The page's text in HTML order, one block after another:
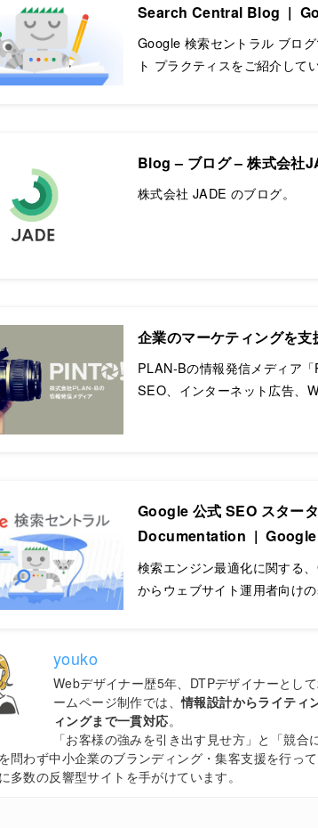
Search Central Blog |
Google 検索セントラル ブロ
ト プラクティスをご紹介してい
Blog – ブログ – 株式会社
株式会社 JADE のブログ。
企業のマーケティングを
PLAN-Bの情報発信メディア「
SEO、インターネット広告、
Google 公式 SEO スター
Documentation |
検索エンジン最適化に関する
からウェブサイト運用者向け
youko
Webデザイナー歴5年、DTPデザイナーとし
ームページ制作では、情報設計からライティ
ィングまで一貫対応。
「お客様の強みを引き出す見せ方」と「競
問わず中小企業のブランディング・集客支援を行っ
多数の反響型サイトを手がけています。